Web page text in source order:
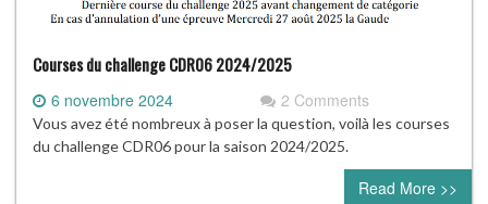
Courses du challenge CDR06 2024/2025
6 novembre 2024 2 Comments
Vous avez été nombreux à poser la question, voilà les courses
du challenge CDR06 pour la saison 2024/2025.
Read More >>